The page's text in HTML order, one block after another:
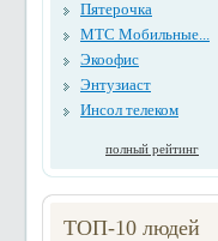
Пятерочка
МТС Мобильные...
Экоофис
Энтузиаст
Инсол телеком
полный рейтинг
ТОП-10 людей